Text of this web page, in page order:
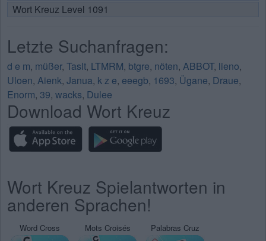
Wort Kreuz Level 1091
Letzte Suchanfragen:
d e m, müßer, Taslt, LTMRM, btgre, nöten, ABBOT, lieno,
Uloen, Aienk, Janua, k z e, eeegb, 1693, Ügane, Draue,
Enorm, 39, wacks, Dulee
Download Wort Kreuz
Wort Kreuz Spielantworten in
anderen Sprachen!
Word Cross Mots Croisés Palabras Cruz